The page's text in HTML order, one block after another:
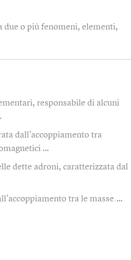
due o più fenomeni, elementi,
responsabile di alcuni
dall'accoppiamento tra
…
dette adroni, caratterizzata dal
tra le masse.…